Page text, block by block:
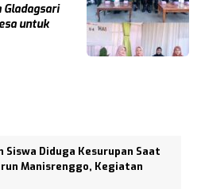
Gladagsari
untuk
Siswa Diduga Kesurupan Saat
Manisrenggo, Kegiatan